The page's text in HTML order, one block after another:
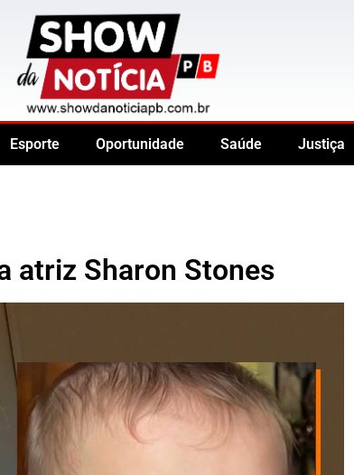
Esporte Oportunidade Saúde Justiça
atriz Sharon Stones